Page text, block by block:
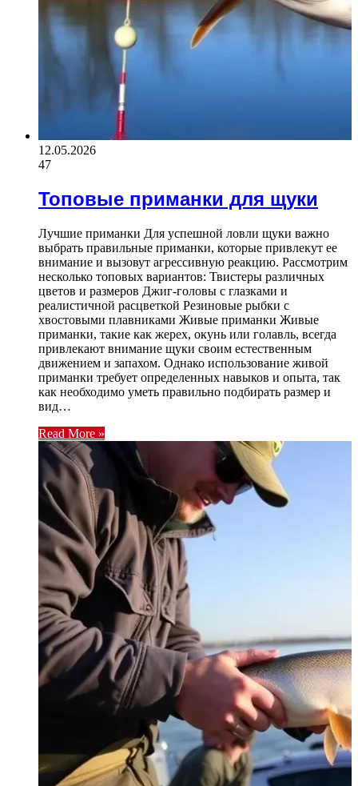
12.05.2026
47
Топовые приманки для щуки
Лучшие приманки Для успешной ловли щуки важно
выбрать правильные приманки, которые привлекут ее
внимание и вызовут агрессивную реакцию. Рассмотрим
несколько топовых вариантов: Твистеры различных
цветов и размеров Джиг-головы с глазками и
реалистичной расцветкой Резиновые рыбки с
хвостовыми плавниками Живые приманки Живые
приманки, такие как жерех, окунь или голавль, всегда
привлекают внимание щуки своим естественным
движением и запахом. Однако использование живой
приманки требует определенных навыков и опыта, так
как необходимо уметь правильно подбирать размер и
вид…
Read More »